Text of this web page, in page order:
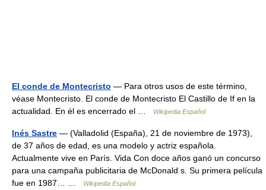
El conde de Montecristo — Para otros usos de este término,
véase Montecristo. El conde de Montecristo El Castillo de If en la
actualidad. En él es encerrado el …
Wikipedia Español
Inés Sastre — (Valladolid (España), 21 de noviembre de 1973),
de 37 años de edad, es una modelo y actriz española.
Actualmente vive en París. Vida Con doce años ganó un concurso
para una campaña publicitaria de McDonald s. Su primera película
fue en 1987… …
Wikipedia Español